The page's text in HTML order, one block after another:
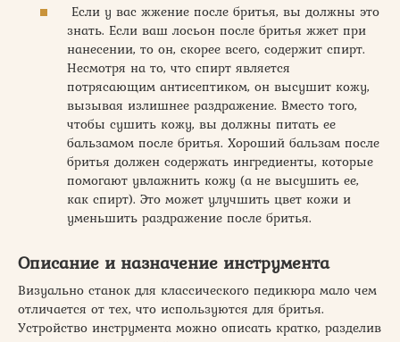
Если у вас жжение после бритья, вы должны это
знать. Если ваш лосьон после бритья жжет при
нанесении, то он, скорее всего, содержит спирт.
Несмотря на то, что спирт является
потрясающим антисептиком, он высушит кожу,
вызывая излишнее раздражение. Вместо того,
чтобы сушить кожу, вы должны питать ее
бальзамом после бритья. Хороший бальзам после
бритья должен содержать ингредиенты, которые
помогают увлажнить кожу (а не высушить ее,
как спирт). Это может улучшить цвет кожи и
уменьшить раздражение после бритья.
Описание и назначение инструмента
Визуально станок для классического педикюра мало чем
отличается от тех, что используются для бритья.
Устройство инструмента можно описать кратко, разделив